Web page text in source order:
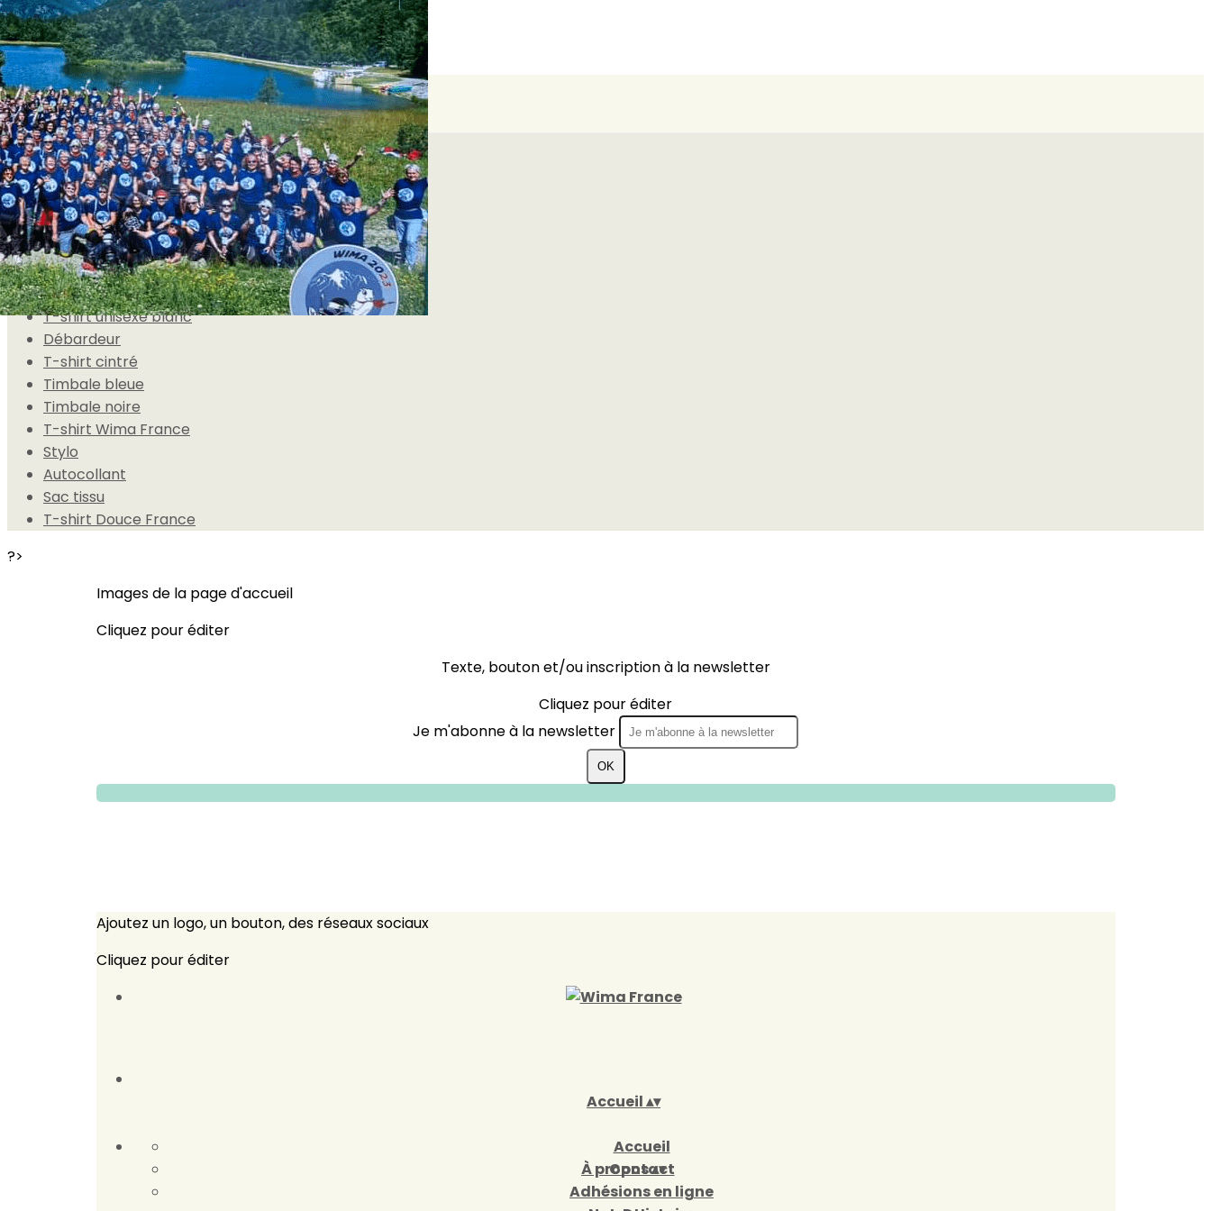
Exporter les lignes sélectionnées
Exporter toutes les colonnes
Exporter uniquement les colonnes affichées
Menu
<
>
Autocollants
Tour de cou blanc
Débardeur blanc
T-shirt Femme blanc
T-shirt Manche longue blanc
T-shirt unisexe blanc
Débardeur
T-shirt cintré
Timbale bleue
Timbale noire
T-shirt Wima France
Stylo
Autocollant
Sac tissu
T-shirt Douce France
?>
Images de la page d'accueil
Cliquez pour éditer
Texte, bouton et/ou inscription à la newsletter
Cliquez pour éditer
Je m'abonne à la newsletter
OK
Ajoutez un logo, un bouton, des réseaux sociaux
Cliquez pour éditer
Accueil▴▾
Accueil
Contact
Adhésions en ligne
À propos▴▾